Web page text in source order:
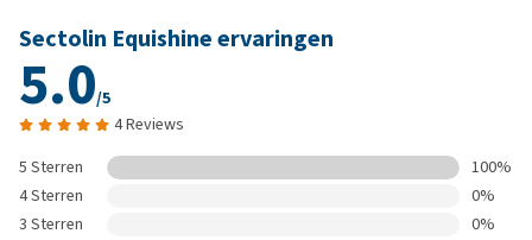
Sectolin Equishine ervaringen
5.0/5
4 Reviews
5 Sterren
100%
4 Sterren
0%
3 Sterren
0%